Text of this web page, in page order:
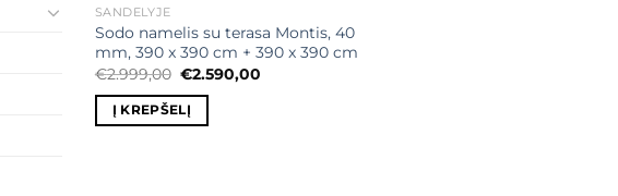
SANDĖLYJE
Sodo namelis su terasa Montis, 40
mm, 390 x 390 cm + 390 x 390 cm
€2.999,00 Original
was:
€2.999,00.
€2.590,00
Į KREPŠELĮ